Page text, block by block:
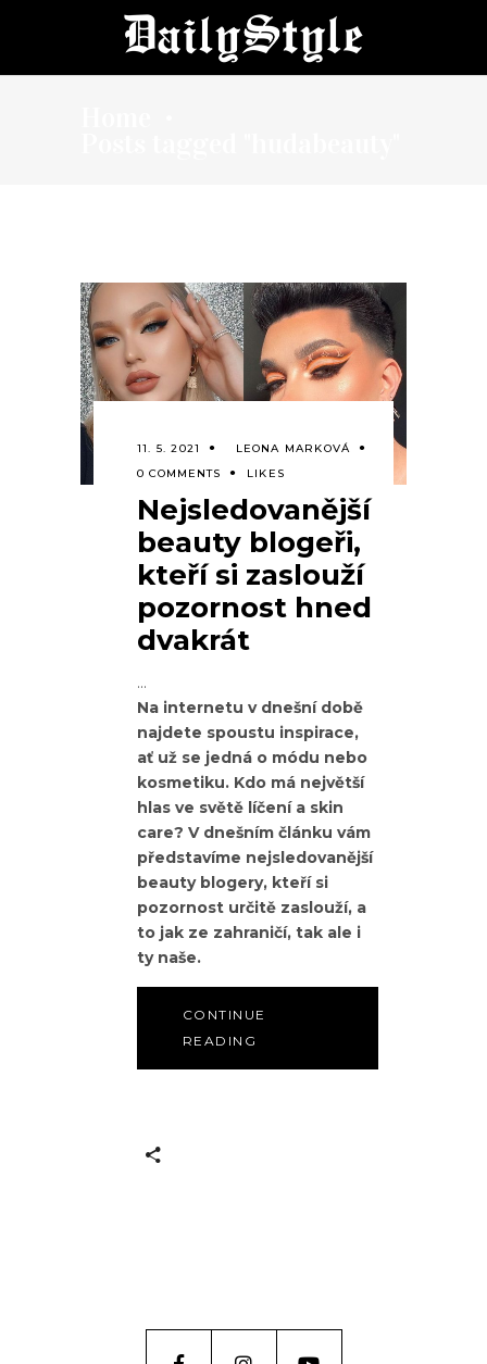
11. 5. 2021
LEONA MARKOVÁ
0 COMMENTS
LIKES
Nejsledovanější
beauty blogeři,
kteří si zaslouží
pozornost hned
dvakrát
Na internetu v dnešní době
najdete spoustu inspirace,
ať už se jedná o módu nebo
kosmetiku. Kdo má největší
hlas ve světě líčení a skin
care? V dnešním článku vám
představíme nejsledovanější
beauty blogery, kteří si
pozornost určitě zaslouží, a
to jak ze zahraničí, tak ale i
ty naše.
CONTINUE
READING